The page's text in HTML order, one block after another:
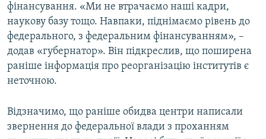
фінансування. «Ми не втрачаємо наші кадри,
наукову базу тощо. Навпаки, піднімаємо рівень до
федерального, з федеральним фінансуванням», –
додав «губернатор». Він підкреслив, що поширена
раніше інформація про реорганізацію інститутів є
неточною.
Відзначимо, що раніше обидва центри написали
звернення до федеральної влади з проханням